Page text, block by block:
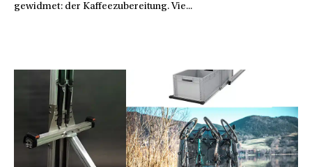
gewidmet: der Kaffeezubereitung. Vie...